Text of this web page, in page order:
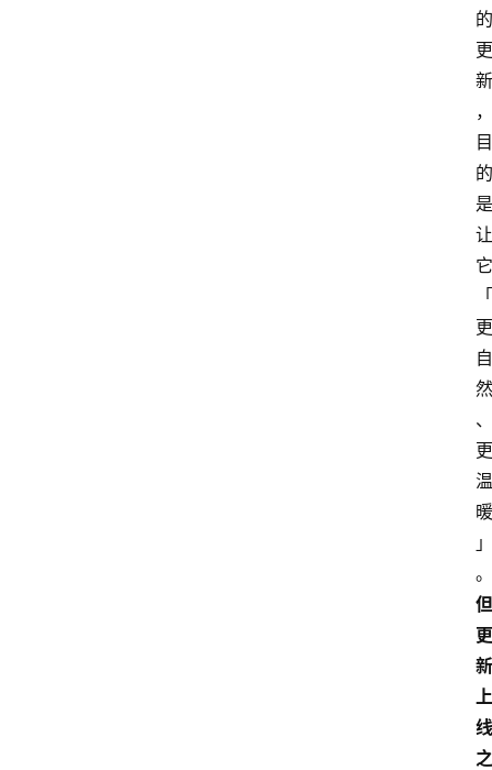
的
更
新
，
目
的
是
让
它
「
更
自
然
、
更
温
暖
」
。
但
更
新
上
线
之